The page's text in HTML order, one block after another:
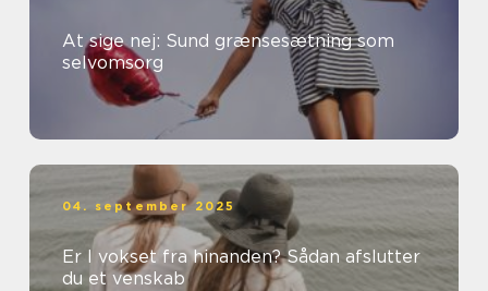
At sige nej: Sund grænsesætning som
selvomsorg
04. september 2025
Er I vokset fra hinanden? Sådan afslutter
du et venskab